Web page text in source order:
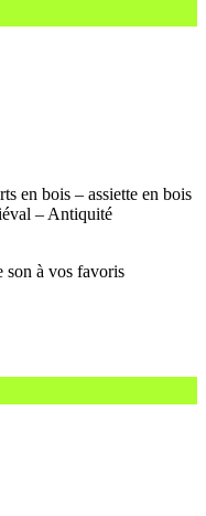
en bois – assiette en bois
– Antiquité